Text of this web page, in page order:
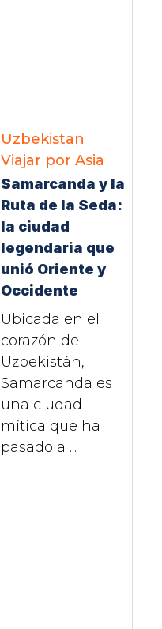
Uzbekistan
Viajar por Asia
Samarcanda y la
Ruta de la Seda:
la ciudad
legendaria que
unió Oriente y
Occidente
Ubicada en el
corazón de
Uzbekistán,
Samarcanda es
una ciudad
mítica que ha
pasado a ...